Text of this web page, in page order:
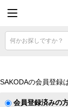
何かお探しですか？
SAKODAの会員登録
会員登録済みの